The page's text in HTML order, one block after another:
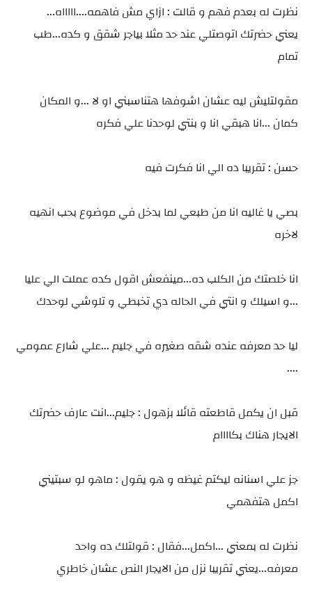
نظرت له بعدم فهم و قالت : ازاي مش فاهمه....اااااه...
يعني حضرتك اتوصتلي عند حد مثلا بياجر شقق و كده...طب
تمام
مقولتليش ليه عشان اشوفها هتناسبني او لا ...و المكان
كمان ...انا هبقي انا و بنتي لوحدنا علي فكره
حسن : تقريبا ده الي انا فكرت فيه
بصي يا غاليه انا من طبعي لما بدخل في موضوع بحب انهيه
لاخره
انا خلصتك من الكلب ده...مينفعش اقول كده عملت الي عليا
...و اسيلك و انتي في الحاله دي تخبطي و تلوشي لوحدك
ليا حد معرفه عنده شقه صغيره في جليم ...علي شارع عمومي
....
قبل ان يكمل قاطعته قائلا بزهول : جليم...انت عارف حضرتك
الايجار هناك بكاااام
جز علي اسنانه ليكتم غيظه و هو يقول : ماهو لو سبتيني
اكمل هتفهمي
نظرت له بمعني ...اكمل...فقال : قولتلك ده واحد
معرفه...يعني تقريبا نزل من الايجار النص عشان خاطري